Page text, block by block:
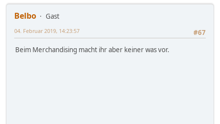
Belbo
Gast
#67
04. Februar 2019, 14:23:57
Beim Merchandising macht ihr aber keiner was vor.